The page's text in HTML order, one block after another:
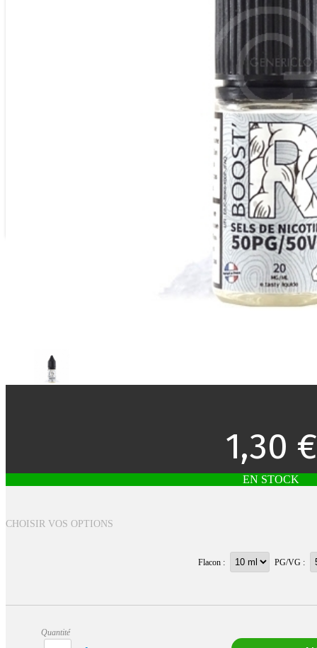
1,30 €
EN STOCK
CHOISIR VOS OPTIONS
Flacon : PG/VG :
Quantité